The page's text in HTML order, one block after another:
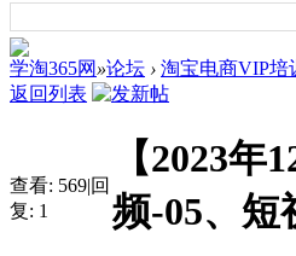
学淘365网 »论坛 › 淘宝电商VIP培
返回列表
查看: 569|回
复: 1
【2023
频-05、短